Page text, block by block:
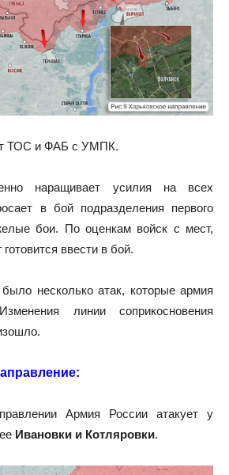
ТОС и ФАБ с УМПК.
наращивает усилия на всех
в бой подразделения первого
бои. По оценкам войск с мест,
ввести в бой.
несколько атак, которые армия
линии соприкосновения
Армия России атакует у
Ивановки и Котляровки.